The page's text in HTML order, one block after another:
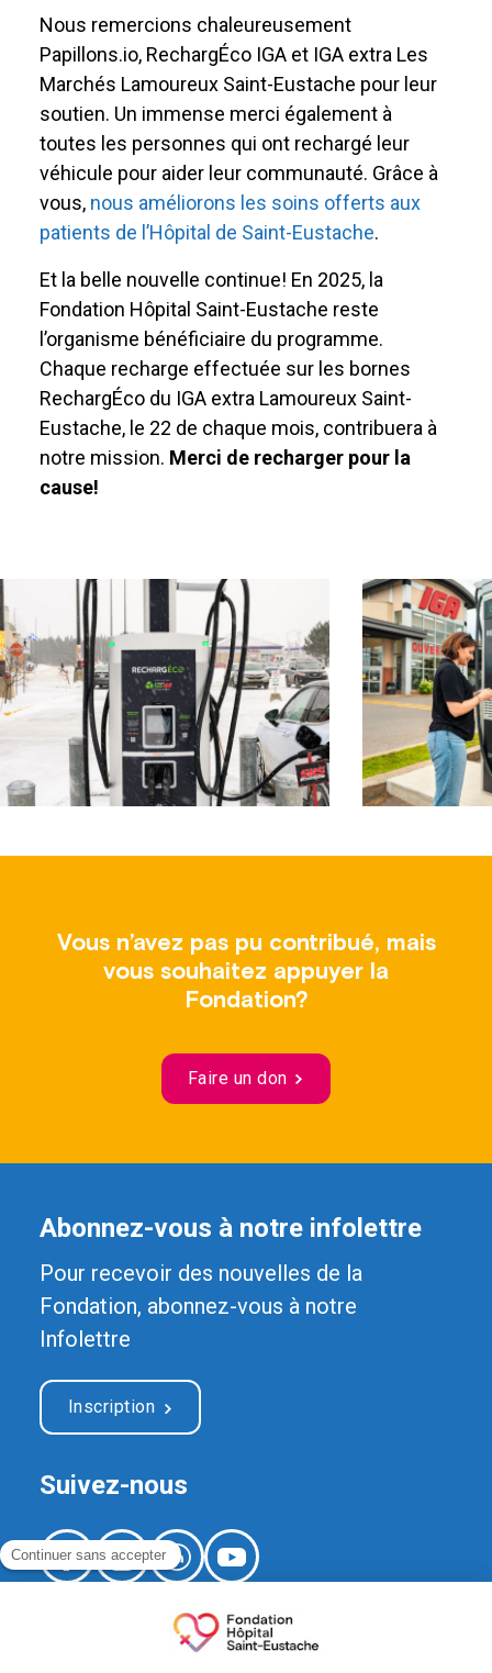
Nous remercions chaleureusement
Papillons.io, RechargÉco IGA et IGA extra Les
Marchés Lamoureux Saint-Eustache pour leur
soutien. Un immense merci également à
toutes les personnes qui ont rechargé leur
véhicule pour aider leur communauté. Grâce à
vous, nous améliorons les soins offerts aux
patients de l’Hôpital de Saint-Eustache.
Et la belle nouvelle continue! En 2025, la
Fondation Hôpital Saint-Eustache reste
l’organisme bénéficiaire du programme.
Chaque recharge effectuée sur les bornes
RechargÉco du IGA extra Lamoureux Saint-
Eustache, le 22 de chaque mois, contribuera à
notre mission. Merci de recharger pour la
cause!
Vous n’avez pas pu contribué, mais
vous souhaitez appuyer la
Fondation?
Faire un don
520, boulevard Arthur-Sauvé,
Abonnez-vous à notre infolettre
Pour recevoir des nouvelles de la
Fondation, abonnez-vous à notre
Infolettre
Inscription
Suivez-nous